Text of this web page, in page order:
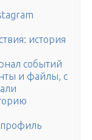
история
событий
и файлы, с
профиль